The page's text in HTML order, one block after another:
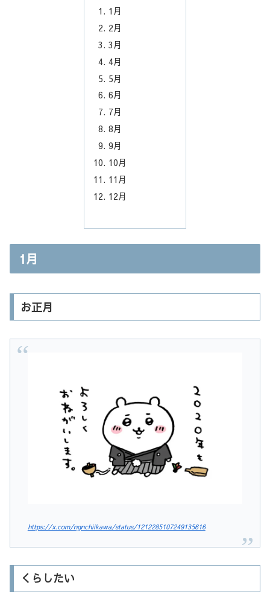
1月
2月
3月
4月
5月
6月
7月
8月
9月
10月
11月
12月
1月
お正月
https://x.com/ngnchiikawa/status/1212285107249135616
くらしたい